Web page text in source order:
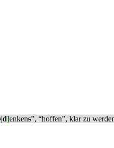
|d]enkens”, “hoffen”, klar zu